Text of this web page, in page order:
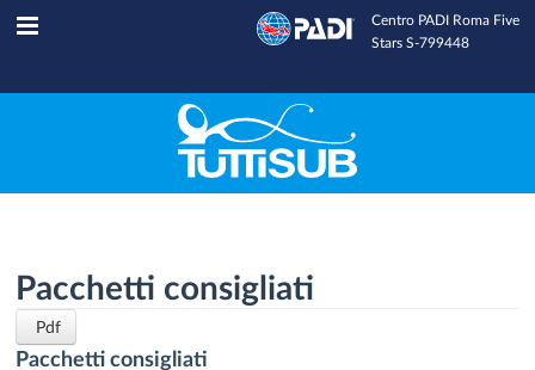
Centro PADI Roma Five
Stars S-799448
Tuttisub INFOLINE
Pacchetti consigliati
Pdf
Pacchetti consigliati